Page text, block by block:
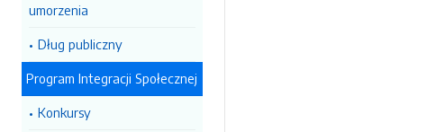
umorzenia
Dług publiczny
Program Integracji Społecznej
Konkursy